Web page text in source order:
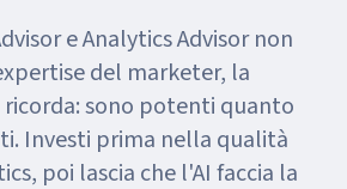
e Analytics Advisor non
del marketer, la
sono potenti quanto
Investi prima nella qualità
poi lascia che l'AI faccia la